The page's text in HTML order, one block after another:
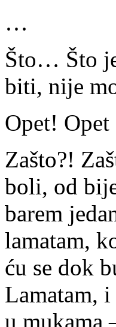
…
Što… Što
biti, nije
Opet! Opet
Zašto?!
boli, od
barem
lamatam,
ću se dok
Lamatam,
u mukama